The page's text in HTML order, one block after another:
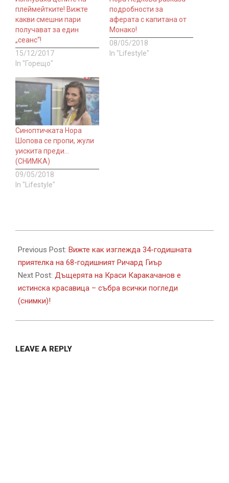
плеймейтките! Вижте
какви смешни пари
получават за един
„сеанс“!
15/12/2017
In "Горещо"
подробности за
аферата с капитана от
Монако!
08/05/2018
In "Lifestyle"
Синоптичката Нора
Шопова се пропи, жули
уискита преди…
(СНИМКА)
09/05/2018
In "Lifestyle"
12-
14
Previous Post: Вижте как изглежда 34-годишната
приятелка на 68-годишният Ричард Гиър
Next Post: Дъщерята на Краси Каракачанов е
истинска красавица – събра всички погледи
(снимки)!
LEAVE A REPLY